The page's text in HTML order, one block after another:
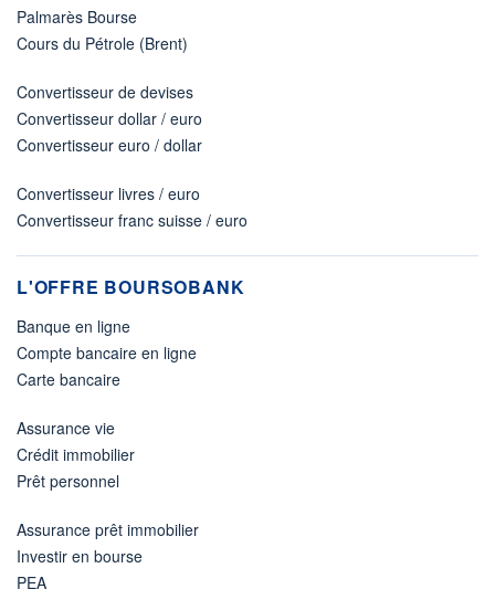
Palmarès Bourse
Cours du Pétrole (Brent)
Convertisseur de devises
Convertisseur dollar / euro
Convertisseur euro / dollar
Convertisseur livres / euro
Convertisseur franc suisse / euro
L'OFFRE BOURSOBANK
Banque en ligne
Compte bancaire en ligne
Carte bancaire
Assurance vie
Crédit immobilier
Prêt personnel
Assurance prêt immobilier
Investir en bourse
PEA